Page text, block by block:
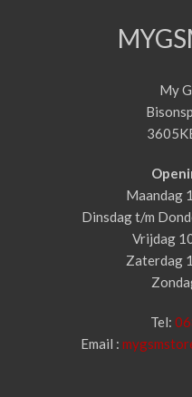
My
Maandag
Dinsdag t/m
Vrijdag
Zaterdag
Tel:
Email :